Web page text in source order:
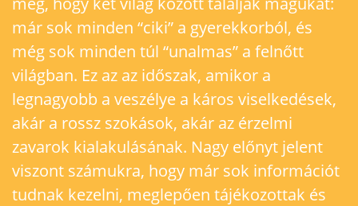
már sok minden “ciki” a gyerekkorból, és
még sok minden túl “unalmas” a felnőtt
világban. Ez az az időszak, amikor a
legnagyobb a veszélye a káros viselkedések,
akár a rossz szokások, akár az érzelmi
zavarok kialakulásának. Nagy előnyt jelent
viszont számukra, hogy már sok információt
tudnak kezelni, meglepően tájékozottak és